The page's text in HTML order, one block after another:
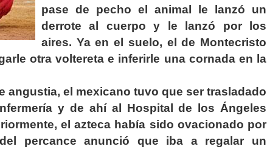
pase de pecho el animal le lanzó un
derrote al cuerpo y le lanzó por los
aires. Ya en el suelo, el de Montecristo
otra voltereta e inferirle una cornada en la
angustia, el mexicano tuvo que ser trasladado
y de ahí al Hospital de los Ángeles
el azteca había sido ovacionado por
percance anunció que iba a regalar un